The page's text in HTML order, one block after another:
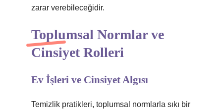
zarar verebileceğidir.
Toplumsal Normlar ve
Cinsiyet Rolleri
Ev İşleri ve Cinsiyet Algısı
Temizlik pratikleri, toplumsal normlarla sıkı bir